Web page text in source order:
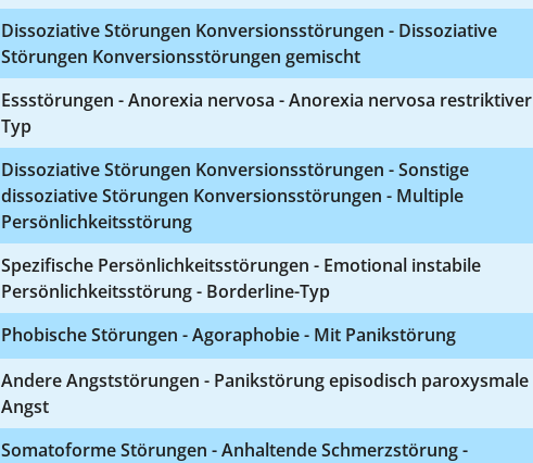
Dissoziative Störungen Konversionsstörungen - Dissoziative
Störungen Konversionsstörungen gemischt
Essstörungen - Anorexia nervosa - Anorexia nervosa restriktiver
Typ
Dissoziative Störungen Konversionsstörungen - Sonstige
dissoziative Störungen Konversionsstörungen - Multiple
Persönlichkeitsstörung
Spezifische Persönlichkeitsstörungen - Emotional instabile
Persönlichkeitsstörung - Borderline-Typ
Phobische Störungen - Agoraphobie - Mit Panikstörung
Andere Angststörungen - Panikstörung episodisch paroxysmale
Angst
Somatoforme Störungen - Anhaltende Schmerzstörung -